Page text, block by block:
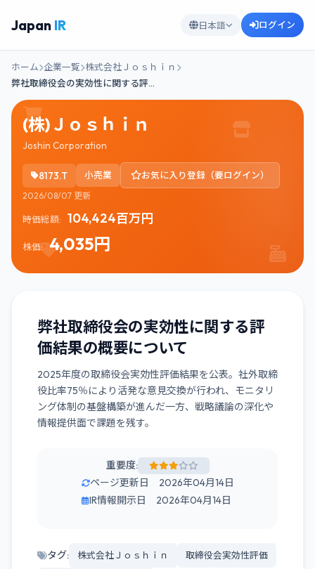
Japan IR 日本語 ログイン
ホーム 企業一覧 株式会社Ｊｏｓｈｉｎ
弊社取締役会の実効性に関する評…
(株)Ｊｏｓｈｉｎ
Joshin Corporation
8173.T 小売業 お気に入り登録（要ログイン）
2026/08/07 更新
時価総額: 104,424百万円
株価: 4,035円
弊社取締役会の実効性に関する評
価結果の概要について
2025年度の取締役会実効性評価結果を公表。社外取締
役比率75％により活発な意見交換が行われ、モニタリ
ング体制の基盤構築が進んだ一方、戦略議論の深化や
情報提供面で課題を残す。
重要度:
ページ更新日 2026年04月14日
IR情報開示日 2026年04月14日
タグ: 株式会社Ｊｏｓｈｉｎ 取締役会実効性評価